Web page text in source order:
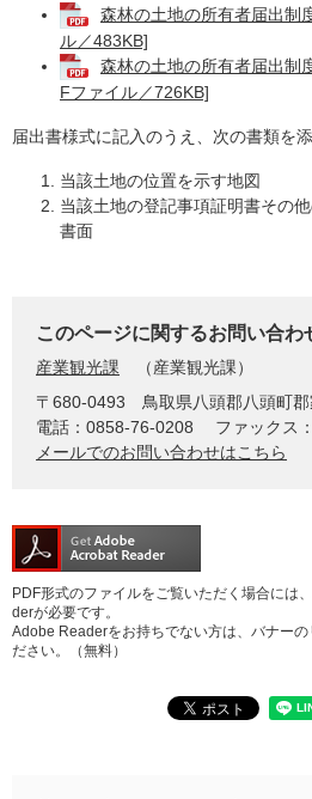
森林の土地の所有者届出制
ル／483KB]
森林の土地の所有者届出制
Fファイル／726KB]
届出書様式に記入のうえ、次の書類を
当該土地の位置を示す地図
当該土地の登記事項証明書その
書面
このページに関するお問い合わ
産業観光課
産業観光課
〒680-0493
鳥取県八頭郡八頭町
電話：0858-76-0208
ファックス
メールでのお問い合わせはこちら
PDF形式のファイルをご覧いただく場合には
derが必要です。
Adobe Readerをお持ちでない方は、バナーの
ださい。（無料）